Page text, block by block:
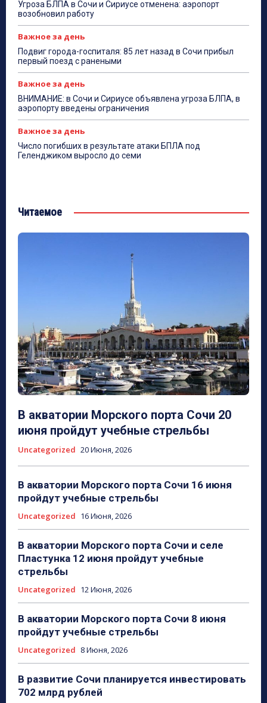
Угроза БЛПА в Сочи и Сириусе отменена: аэропорт
возобновил работу
Важное за день
Подвиг города-госпиталя: 85 лет назад в Сочи прибыл
первый поезд с ранеными
Важное за день
ВНИМАНИЕ: в Сочи и Сириусе объявлена угроза БЛПА, в
аэропорту введены ограничения
Важное за день
Число погибших в результате атаки БПЛА под
Геленджиком выросло до семи
Читаемое
В акватории Морского порта Сочи 20
июня пройдут учебные стрельбы
Uncategorized 20 Июня, 2026
В акватории Морского порта Сочи 16 июня
пройдут учебные стрельбы
Uncategorized 16 Июня, 2026
В акватории Морского порта Сочи и селе
Пластунка 12 июня пройдут учебные
стрельбы
Uncategorized 12 Июня, 2026
В акватории Морского порта Сочи 8 июня
пройдут учебные стрельбы
Uncategorized 8 Июня, 2026
В развитие Сочи планируется инвестировать
702 млрд рублей